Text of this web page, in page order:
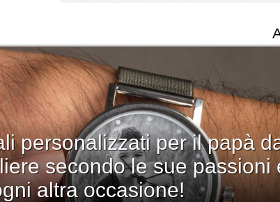
personalizzati per il papà
secondo le sue passioni
altra occasione!